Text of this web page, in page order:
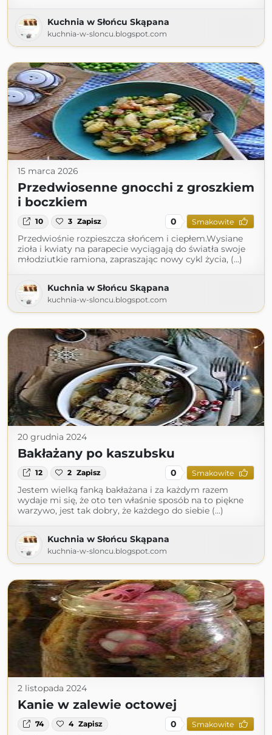
Kuchnia w Słońcu Skąpana
kuchnia-w-sloncu.blogspot.com
15 marca 2026
Przedwiosenne gnocchi z groszkiem
i boczkiem
10 3 Zapisz 0 Smakowite
Przedwiośnie rozpieszcza słońcem i ciepłem.Wysiane
zioła i kwiaty na parapecie wyciągają do światła swoje
młodziutkie ramiona, zapraszając nowy cykl życia, (...)
Kuchnia w Słońcu Skąpana
kuchnia-w-sloncu.blogspot.com
20 grudnia 2024
Bakłażany po kaszubsku
12 2 Zapisz 0 Smakowite
Jestem wielką fanką bakłażana i za każdym razem
wydaje mi się, że oto ten właśnie sposób na to piękne
warzywo, jest tak dobry, że każdego do siebie (...)
Kuchnia w Słońcu Skąpana
kuchnia-w-sloncu.blogspot.com
2 listopada 2024
Kanie w zalewie octowej
74 4 Zapisz 0 Smakowite